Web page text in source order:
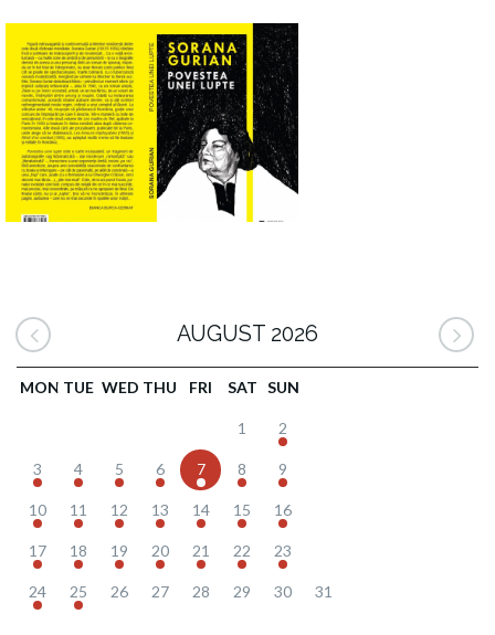
AUGUST 2026
MON TUE WED THU FRI SAT SUN
1 2
3 4 5 6 7 8 9
10 11 12 13 14 15 16
17 18 19 20 21 22 23
24 25 26 27 28 29 30 31